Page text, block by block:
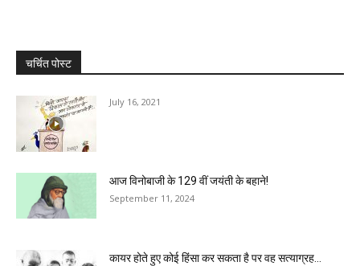
चर्चित पोस्ट
July 16, 2021
आज विनोबाजी के 129 वीं जयंती के बहाने!
September 11, 2024
कायर होते हुए कोई हिंसा कर सकता है पर वह सत्याग्रह...